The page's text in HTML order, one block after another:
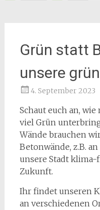
Grün statt
unsere
4. September 2023
Schaut euch an,
viel Grün
Wände brauchen
Betonwände, z.B.
unsere Stadt
Zukunft.
Ihr findet unseren
an verschiedenen